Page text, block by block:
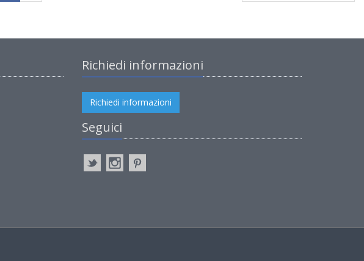
Richiedi informazioni
Richiedi informazioni
Seguici